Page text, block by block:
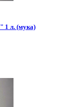
1 л. (мука)